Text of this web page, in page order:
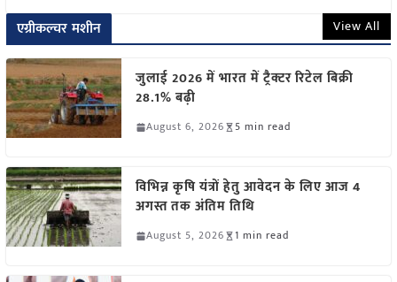
एग्रीकल्चर मशीन View All
जुलाई 2026 में भारत में ट्रैक्टर रिटेल बिक्री
28.1% बढ़ी
August 6, 2026 5 min read
विभिन्न कृषि यंत्रों हेतु आवेदन के लिए आज 4
अगस्त तक अंतिम तिथि
August 5, 2026 1 min read